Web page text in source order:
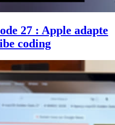
27 : Apple adapte
coding